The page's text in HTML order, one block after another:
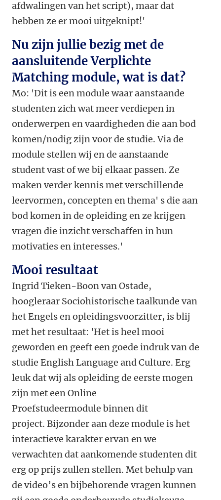
afdwalingen van het script), maar dat
hebben ze er mooi uitgeknipt!'
Nu zijn jullie bezig met de
aansluitende Verplichte
Matching module, wat is dat?
Mo: 'Dit is een module waar aanstaande
studenten zich wat meer verdiepen in
onderwerpen en vaardigheden die aan bod
komen/nodig zijn voor de studie. Via de
module stellen wij en de aanstaande
student vast of we bij elkaar passen. Ze
maken verder kennis met verschillende
leervormen, concepten en thema' s die aan
bod komen in de opleiding en ze krijgen
vragen die inzicht verschaffen in hun
motivaties en interesses.'
Mooi resultaat
Ingrid Tieken-Boon van Ostade,
hoogleraar Sociohistorische taalkunde van
het Engels en opleidingsvoorzitter, is blij
met het resultaat: 'Het is heel mooi
geworden en geeft een goede indruk van de
studie English Language and Culture. Erg
leuk dat wij als opleiding de eerste mogen
zijn met een Online
Proefstudeermodule binnen dit
project. Bijzonder aan deze module is het
interactieve karakter ervan en we
verwachten dat aankomende studenten dit
erg op prijs zullen stellen. Met behulp van
de video’s en bijbehorende vragen kunnen